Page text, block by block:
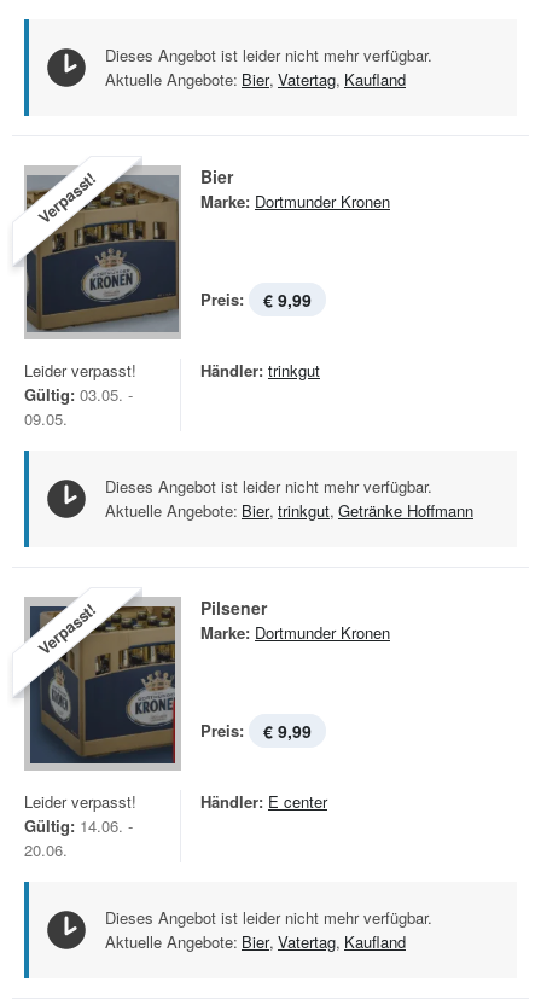
Dieses Angebot ist leider nicht mehr verfügbar.
Aktuelle Angebote: Bier, Vatertag, Kaufland
Verpasst! Bier
Marke: Dortmunder Kronen
Preis: € 9,99
Leider verpasst!
Gültig: 03.05. -
09.05.
Händler: trinkgut
Dieses Angebot ist leider nicht mehr verfügbar.
Aktuelle Angebote: Bier, trinkgut, Getränke Hoffmann
Verpasst! Pilsener
Marke: Dortmunder Kronen
Preis: € 9,99
Leider verpasst!
Gültig: 14.06. -
20.06.
Händler: E center
Dieses Angebot ist leider nicht mehr verfügbar.
Aktuelle Angebote: Bier, Vatertag, Kaufland